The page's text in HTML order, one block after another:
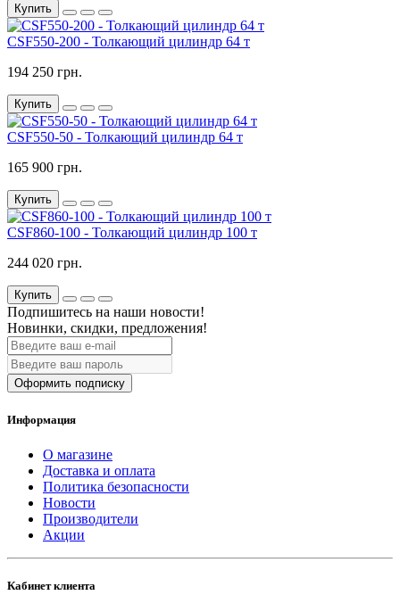
Купить
CSF550-200 - Толкающий цилиндр 64 т
194 250 грн.
Купить
CSF550-50 - Толкающий цилиндр 64 т
165 900 грн.
Купить
CSF860-100 - Толкающий цилиндр 100 т
244 020 грн.
Купить
Подпишитесь на наши новости!
Новинки, скидки, предложения!
Оформить подписку
Информация
О магазине
Доставка и оплата
Политика безопасности
Новости
Производители
Акции
Кабинет клиента